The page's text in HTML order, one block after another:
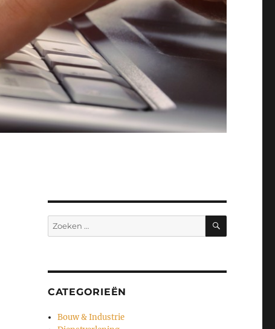
Zoeken
naar:
ZOEKEN
CATEGORIEËN
Bouw & Industrie